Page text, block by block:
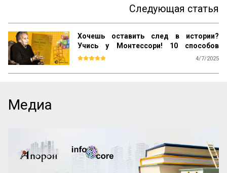
Следующая статья
Хочешь оставить след в истории?
Учись у Монтессори! 10 способов
сохранить наследие
4/7/2025
только разработал уникальную систему
воспитания, но и создал механизм её
сохранения и развития по всему миру.
Медиа